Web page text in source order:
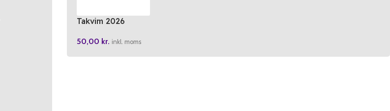
Takvim 2026
50,00 kr. inkl. moms